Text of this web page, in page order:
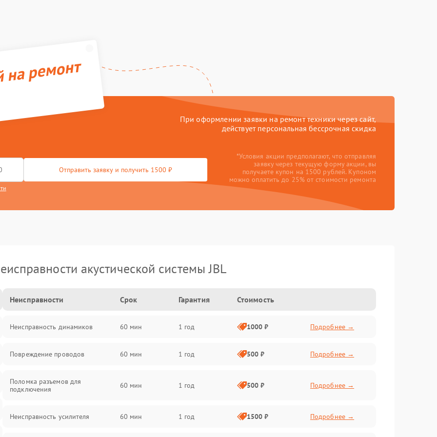
ремонт
При оформлении заявки на ремонт техники через сайт,
действует персональная бессрочная скидка
Отправить заявку и получить 1500 ₽
*Условия акции предполагают, что отправляя
заявку через текущую форму акции, вы
получаете купон на 1500 рублей. Купоном
можно оплатить до 25% от стоимости ремонта
акустической системы JBL
Неисправности Срок Гарантия Стоимость
Неисправность динамиков 60 мин 1 год 1000 ₽ Подробнее →
Повреждение проводов 60 мин 1 год 500 ₽ Подробнее →
Поломка разъемов для
подключения
60 мин 1 год 500 ₽ Подробнее →
Неисправность усилителя 60 мин 1 год 1500 ₽ Подробнее →